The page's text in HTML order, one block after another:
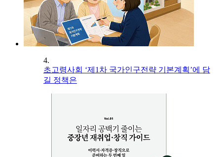
4.
초고령사회 ‘제1차 국가인구전략 기본계획’에 담
길 정책은